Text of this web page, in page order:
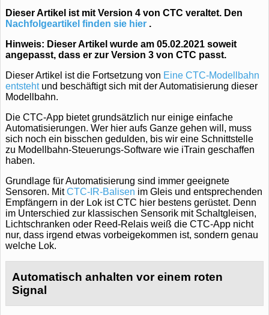
Dieser Artikel ist mit Version 4 von CTC veraltet. Den
Nachfolgeartikel finden sie hier .
Hinweis: Dieser Artikel wurde am 05.02.2021 soweit
angepasst, dass er zur Version 3 von CTC passt.
Dieser Artikel ist die Fortsetzung von Eine CTC-Modellbahn
entstehtund beschäftigt sich mit der Automatisierung dieser
Modellbahn.
Die CTC-App bietet grundsätzlich nur einige einfache
Automatisierungen. Wer hier aufs Ganze gehen will, muss
sich noch ein bisschen gedulden, bis wir eine Schnittstelle
zu Modellbahn-Steuerungs-Software wie iTrain geschaffen
haben.
Grundlage für Automatisierung sind immer geeignete
Sensoren. MitCTC-IR-Balisen im Gleis und entsprechenden
Empfängern in der Lok ist CTC hier bestens gerüstet. Denn
im Unterschied zur klassischen Sensorik mit Schaltgleisen,
Lichtschranken oder Reed-Relais weiß die CTC-App nicht
nur, dass irgend etwas vorbeigekommen ist, sondern genau
welche Lok.
Automatisch anhalten vor einem roten
Signal